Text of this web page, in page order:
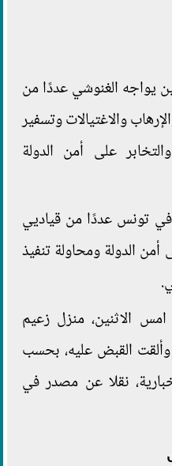
يواجه الغنوشي عددًا من
والاغتيالات وتسفير
على أمن الدولة
في تونس عددًا من قياديي
أمن الدولة ومحاولة تنفيذ
الاثنين، منزل زعيم
القبض عليه، بحسب
نقلا عن مصدر في